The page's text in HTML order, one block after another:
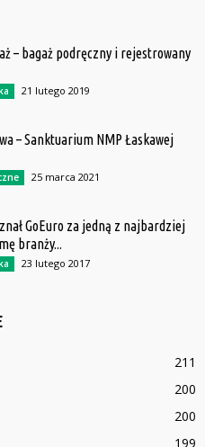
– bagaż podręczny i rejestrowany
21 lutego 2019
– Sanktuarium NMP Łaskawej
25 marca 2021
GoEuro za jedną z najbardziej
branży...
23 lutego 2017
211
200
200
199